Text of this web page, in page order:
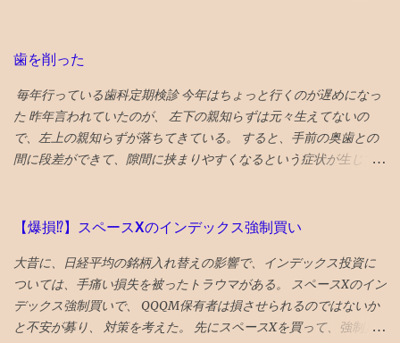
したが、10点とか離れることはなかったと思います。 （平均点や
本的に中2からは伴走をやめました。 というか、 高校数学に私が
ついていけなくなったので、数学の内容面に踏み込んだアドバイ
スは出来なくなりました 。 ただし、単純作業を中心に、時々代行
しました。 例えば、学校の定期試験時の 宿題ドリル的なものの丸
の時間が捻出できると考え実行しました。 英語の添削はなるべく
した。 本人が自作の日めくりカレンダーなどで、レギュラー維持
に向けて気合を入れたようです。 〇高順位の要因 毎日コツコツ鉄
の宿題をこなし ていったことに尽きます。 その、こなせる時間を
確保するために、前章のような工夫はいるかもしれませんが。 今
歯を削った
毎年行っている歯科定期検診 今年はちょっと行くのが遅めになっ
た 昨年言われていたのが、 左下の親知らずは元々生えてないの
で、左上の親知らずが落ちてきている。 すると、手前の奥歯との
間に段差ができて、隙間に挟まりやすくなるという症状が生じて
見した 年をとってくると移植に使えなくなり、噛み合わせに役立
さらに削るとか、抜歯に至るのもやむを得ないと考えれば、 段差
をなくすために、歯を削るのもそんなに侵襲性が高い措置でもな
くなってくる ので、１ミリぐらい親知らずを削ってもらい、手前
の奥歯との段差をなくした ２食ほど食べてみたが、挟まらなくな
【爆損⁉︎】スペースXのインデックス強制買い
大昔に、日経平均の銘柄入れ替えの影響で、インデックス投資に
ついては、手痛い損失を被ったトラウマがある。 スペースXのイン
デックス強制買いで、 QQQM保有者は損させられるのではないか
と不安が募り、 対策を考えた。 先にスペースXを買って、強制買